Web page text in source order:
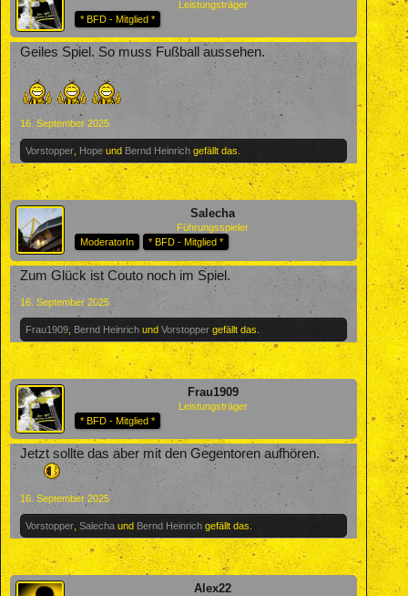
Leistungsträger
* BFD - Mitglied *
Geiles Spiel. So muss Fußball aussehen.
16. September 2025
Vorstopper Hope und Bernd Heinrich gefällt das.
Salecha
Führungsspieler
ModeratorIn
* BFD - Mitglied *
Zum Glück ist Couto noch im Spiel.
16. September 2025
Frau1909 Bernd Heinrich und Vorstopper gefällt das.
Frau1909
Leistungsträger
* BFD - Mitglied *
Jetzt sollte das aber mit den Gegentoren aufhören.
16. September 2025
Vorstopper Salecha und Bernd Heinrich gefällt das.
Alex22